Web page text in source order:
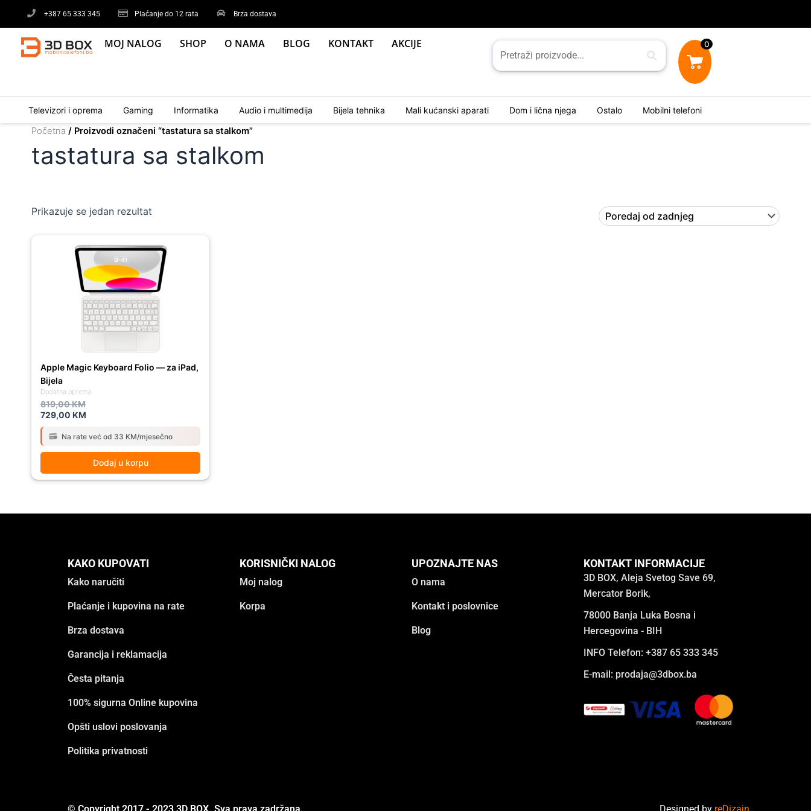
content
+387 65 333 345 Plaćanje do 12 rata Brza dostava
MOJ NALOG SHOP O NAMA BLOG KONTAKT AKCIJE 0
Televizori i oprema Gaming Informatika Audio i multimedija Bijela tehnika Mali kućanski aparati Dom i lična njega Ostalo Mobilni telefoni
Početna / Proizvodi označeni “tastatura sa stalkom”
tastatura sa stalkom
Prikazuje se jedan rezultat
Dodatna oprema
Apple Magic Keyboard Folio — za iPad,
Bijela
819,00KM
819,00 KM.
729,00 KM
729,00 KM.
Na rate već od 33 KM/mjesečno
Dodaj u korpu
KAKO KUPOVATI
Kako naručiti
Plaćanje i kupovina na rate
Brza dostava
Garancija i reklamacija
Česta pitanja
100% sigurna Online kupovina
Opšti uslovi poslovanja
Politika privatnosti
KORISNIČKI NALOG
Moj nalog
Korpa
UPOZNAJTE NAS
O nama
Kontakt i poslovnice
Blog
KONTAKT INFORMACIJE
3D BOX, Aleja Svetog Save 69,
Mercator Borik,
78000 Banja Luka Bosna i
Hercegovina - BIH
INFO Telefon: +387 65 333 345
E-mail: prodaja@3dbox.ba